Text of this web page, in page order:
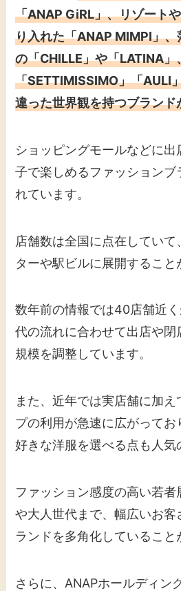
「ANAP GiRL」、リゾート
り入れた「ANAP MIMPI」
の「CHILLE」や「LATINA」
「SETTIMISSIMO」「AULI
違った世界観を持つブラン
ショッピングモールなどに
子で楽しめるファッションブ
れています。
店舗数は全国に点在してい
ターや駅ビルに展開すること
数年前の情報では40店舗近
代の流れに合わせて出店や閉
規模を調整しています。
また、近年では実店舗に加え
プの利用が急速に広がってお
好きな洋服を選べる点も人気
ファッション感度の高い若
や大人世代まで、幅広いお
ランドを多角化していること
さらに、ANAPホールディン